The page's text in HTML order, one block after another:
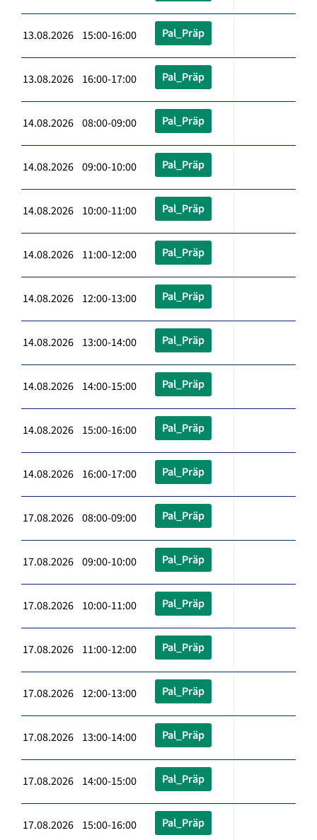
13.08.2026 15:00-16:00 Pal_Präp
13.08.2026 16:00-17:00 Pal_Präp
14.08.2026 08:00-09:00 Pal_Präp
14.08.2026 09:00-10:00 Pal_Präp
14.08.2026 10:00-11:00 Pal_Präp
14.08.2026 11:00-12:00 Pal_Präp
14.08.2026 12:00-13:00 Pal_Präp
14.08.2026 13:00-14:00 Pal_Präp
14.08.2026 14:00-15:00 Pal_Präp
14.08.2026 15:00-16:00 Pal_Präp
14.08.2026 16:00-17:00 Pal_Präp
17.08.2026 08:00-09:00 Pal_Präp
17.08.2026 09:00-10:00 Pal_Präp
17.08.2026 10:00-11:00 Pal_Präp
17.08.2026 11:00-12:00 Pal_Präp
17.08.2026 12:00-13:00 Pal_Präp
17.08.2026 13:00-14:00 Pal_Präp
17.08.2026 14:00-15:00 Pal_Präp
17.08.2026 15:00-16:00 Pal_Präp